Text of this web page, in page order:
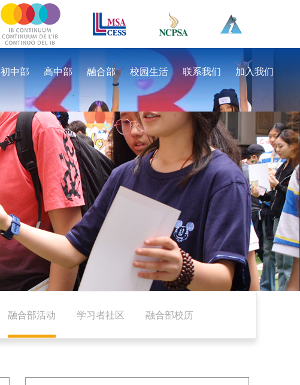
初中部 高中部 融合部 校园生活 联系我们 加入我们
融合部活动 学习者社区 融合部校历